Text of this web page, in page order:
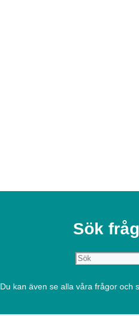
Sök
Du kan även se alla våra frågor och